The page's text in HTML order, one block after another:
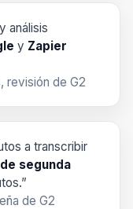
análisis
y Zapier
revisión de G2
a transcribir
segunda
de G2